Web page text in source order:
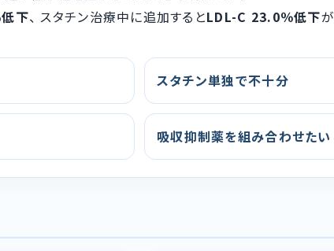
下、 スタチン治療中に追加するとLDL-C 23.0％低下
スタチン単独で不十分
吸収抑制薬を組み合わせたい